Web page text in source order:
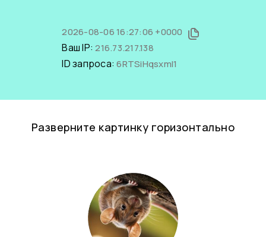
2026-08-06 16:27:06 +0000
Ваш IP:216.73.217.138
ID запроса:6RTSiHqsxmI1
Разверните картинку горизонтально